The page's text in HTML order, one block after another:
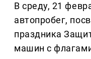
В среду, 21
автопробег,
праздника
машин с